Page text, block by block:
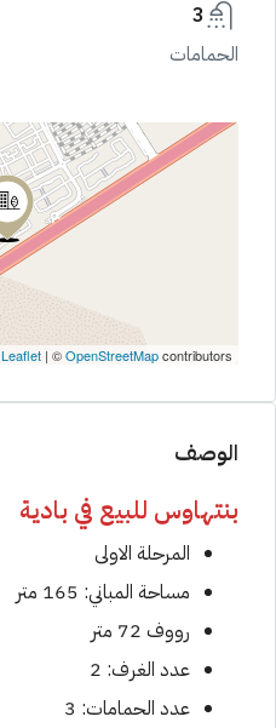
3
الحمامات
Leaflet | ©OpenStreetMapcontributors
الوصف
بنتهاوس للبيع في بادية
المرحلة الاولى
مساحة المباني: 165 متر
رووف 72 متر
عدد الغرف: 2
عدد الحمامات: 3